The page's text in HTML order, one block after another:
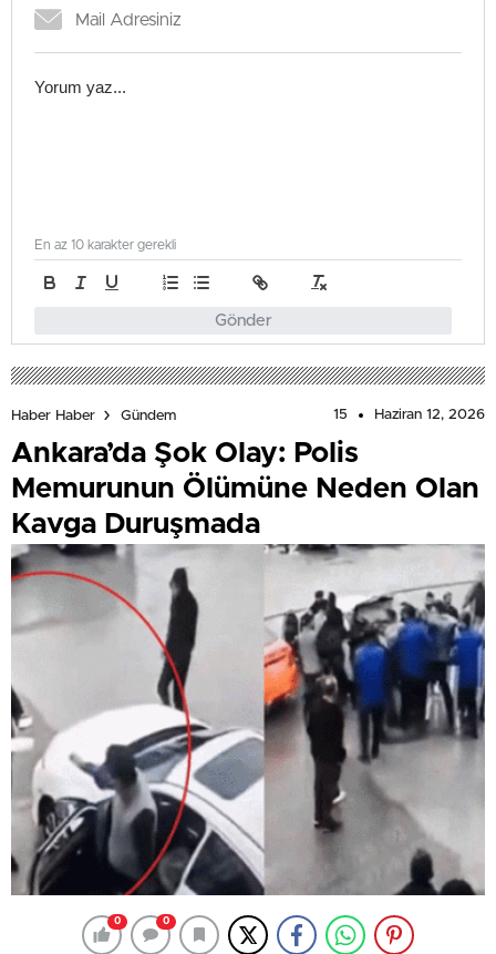
Gönder
En az 10 karakter gerekli
Haber Haber Gündem 15 Haziran 12, 2026
Ankara’da Şok Olay: Polis
Memurunun Ölümüne Neden Olan
Kavga Duruşmada
0 0